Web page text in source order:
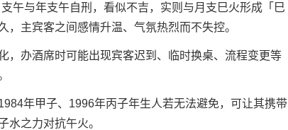
午与年支午自刑，看似不吉，实则与月支巳火形成「巳
主宾客之间感情升温、气氛热烈而不失控。
，办酒席时可能出现宾客迟到、临时换桌、流程变更等
年甲子、1996年丙子年生人若无法避免，可让其携带
水之力对抗午火。